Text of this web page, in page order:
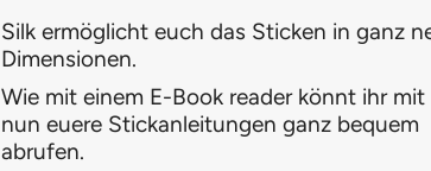
Silk ermöglicht euch das Sticken in ganz
Dimensionen.
Wie mit einem E-Book reader könnt ihr mit
nun euere Stickanleitungen ganz bequem
abrufen.